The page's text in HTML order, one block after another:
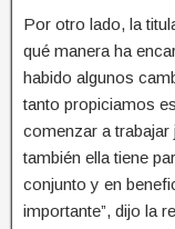
Por otro lado, la
qué manera ha
habido algunos
tanto propiciamos
comenzar a
también ella tiene
conjunto y en
importante”, dijo la